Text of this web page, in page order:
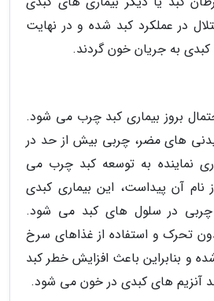
در عملکرد کبد شده و در نهایت
به جریان خون گردند.
بروز بیماری کبد چرب می شود.
های مضر، چربی بیش از حد در
نماینده به توسعه کبد چرب می
نام آن پیداست، این بیماری کبدی
در سلول های کبد می شود.
تحرک و استفاده از غذاهای سرخ
و بنابراین باعث افزایش خطر کبد
آنزیم های کبدی در خون می شود.